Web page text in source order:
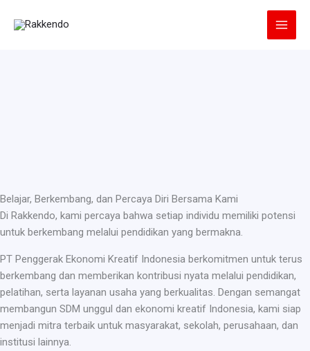
Belajar, Berkembang, dan Percaya Diri Bersama Kami
Di Rakkendo, kami percaya bahwa setiap individu memiliki potensi
untuk berkembang melalui pendidikan yang bermakna.
PT Penggerak Ekonomi Kreatif Indonesia berkomitmen untuk terus
berkembang dan memberikan kontribusi nyata melalui pendidikan,
pelatihan, serta layanan usaha yang berkualitas. Dengan semangat
membangun SDM unggul dan ekonomi kreatif Indonesia, kami siap
menjadi mitra terbaik untuk masyarakat, sekolah, perusahaan, dan
institusi lainnya.